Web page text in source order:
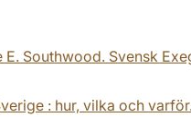
E. Southwood. Svensk
: hur, vilka och